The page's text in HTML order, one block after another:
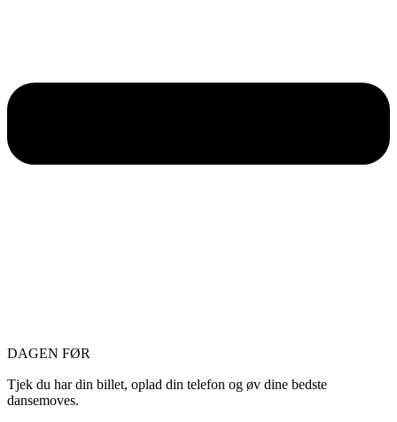
DAGEN FØR
Tjek du har din billet, oplad din telefon og øv dine bedste
dansemoves.